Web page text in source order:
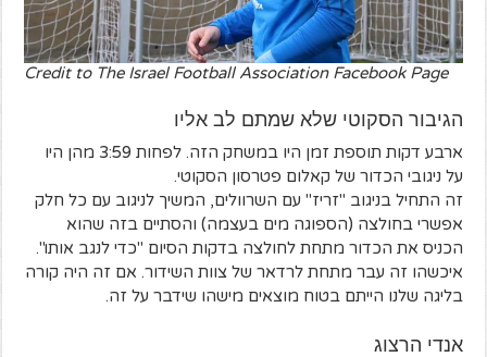
Credit to The Israel Football Association Facebook Page
הגיבור הסקוטי שלא שמתם לב אליו
ארבע דקות תוספת זמן היו במשחק הזה. לפחות 3:59 מהן היו
על ניגובי הכדור של קאלום פטרסון הסקוטי.
זה התחיל בניגוב "זריז" עם השרוולים, המשיך לניגוב עם כל חלק
אפשרי בחולצה (הספוגה מים בעצמה) והסתיים בזה שהוא
הכניס את הכדור מתחת לחולצה בדקות הסיום "כדי לנגב אותו".
איכשהו זה עבר מתחת לרדאר של צוות השידור. אם זה היה קורה
בליגה שלנו הייתם בטוח מוצאים מישהו שידבר על זה.
אנדי הרצוג